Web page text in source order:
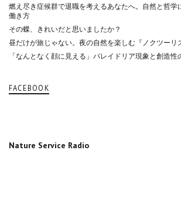
燃え尽き症候群で退職を考えるあなたへ。自然と哲学
働き方
その蝶、きれいだと思いましたか？
昼だけが旅じゃない。夜の自然を楽しむ『ノクツーリ
「なんとなく顔に見える」パレイドリア現象と創造性
FACEBOOK
Nature Service Radio